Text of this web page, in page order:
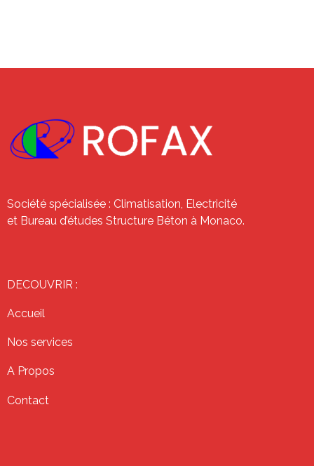
Société spécialisée : Climatisation, Electricité
et Bureau d’études Structure Béton à Monaco.
DECOUVRIR :
Accueil
Nos services
A Propos
Contact